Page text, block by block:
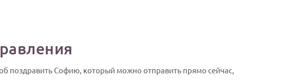
поздравить Софию, который можно отправить прямо сейчас,